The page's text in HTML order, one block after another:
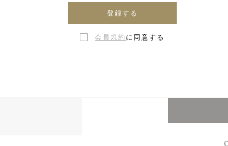
登録する
会員規約 に同意する